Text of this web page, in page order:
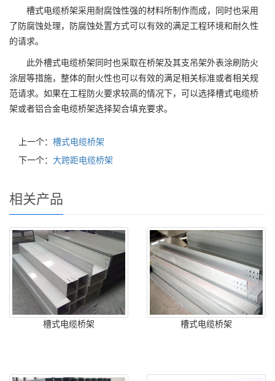
槽式电缆桥架采用耐腐蚀性强的材料所制作而成，同时也采用
了防腐蚀处理，防腐蚀处置方式可以有效的满足工程环境和耐久性
的请求。
此外槽式电缆桥架同时也采取在桥架及其支吊架外表涂刷防火
涂层等措施，整体的耐火性也可以有效的满足相关标准或者相关规
范请求。如果在工程防火要求较高的情况下，可以选择槽式电缆桥
架或者铝合金电缆桥架选择契合填充要求。
上一个： 槽式电缆桥架
下一个： 大跨距电缆桥架
相关产品
槽式电缆桥架 槽式电缆桥架